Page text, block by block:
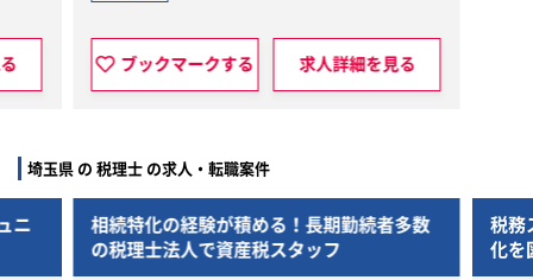
ブックマークする 求人詳細を見る
埼玉県 の 税理士 の求人・転職案件
相続特化の経験が積める！長期勤続者多数
の税理士法人で資産税スタッフ
税務
化を